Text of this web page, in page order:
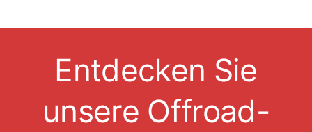
Entdecken Sie
unsere Offroad-